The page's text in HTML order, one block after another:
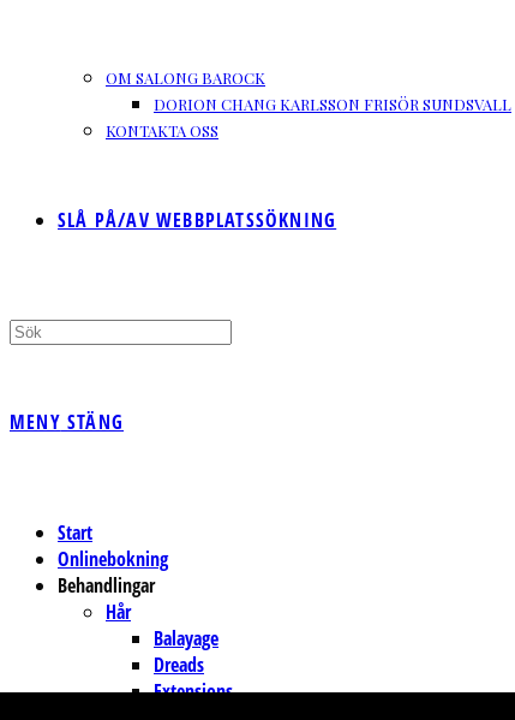
OM SALONG BAROCK
DORION CHANG KARLSSON FRISÖR SUNDSVALL
KONTAKTA OSS
SLÅ PÅ/AV WEBBPLATSSÖKNING
MENY STÄNG
Start
Onlinebokning
Behandlingar
Hår
Balayage
Dreads
Extensions